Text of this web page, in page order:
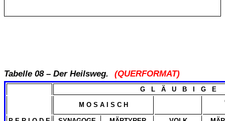
Tabelle 08 – Der Heilsweg. (QUERFORMAT)
G L Ä U B I G E
M O S A I S C H